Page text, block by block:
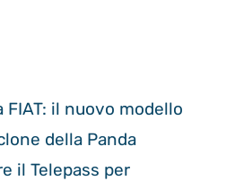
FIAT: il nuovo modello
della Panda
il Telepass per